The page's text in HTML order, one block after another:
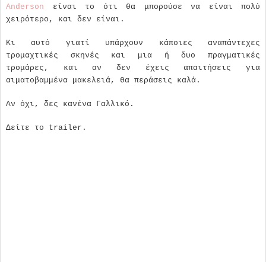
Anderson είναι το ότι θα μπορούσε να είναι πολύ
χειρότερο, και δεν είναι.
Κι αυτό γιατί υπάρχουν κάποιες αναπάντεχες
τρομαχτικές σκηνές και μια ή δυο πραγματικές
τρομάρες, και αν δεν έχεις απαιτήσεις για
αιματοβαμμένα μακελειά, θα περάσεις καλά.
Αν όχι, δες κανένα Γαλλικό.
Δείτε το trailer.